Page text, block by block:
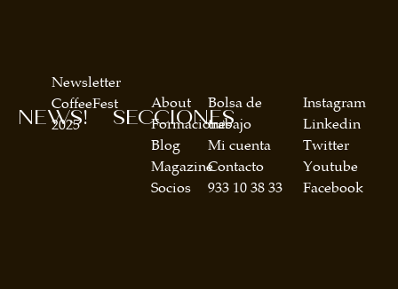
SECCIONES
About
Formaciones
Blog
Magazine
Socios
Bolsa de
trabajo
Mi cuenta
Contacto
933 10 38 33
NEWS!
Newsletter
CoffeeFest
2025
Instagram
Linkedin
Twitter
Youtube
Facebook